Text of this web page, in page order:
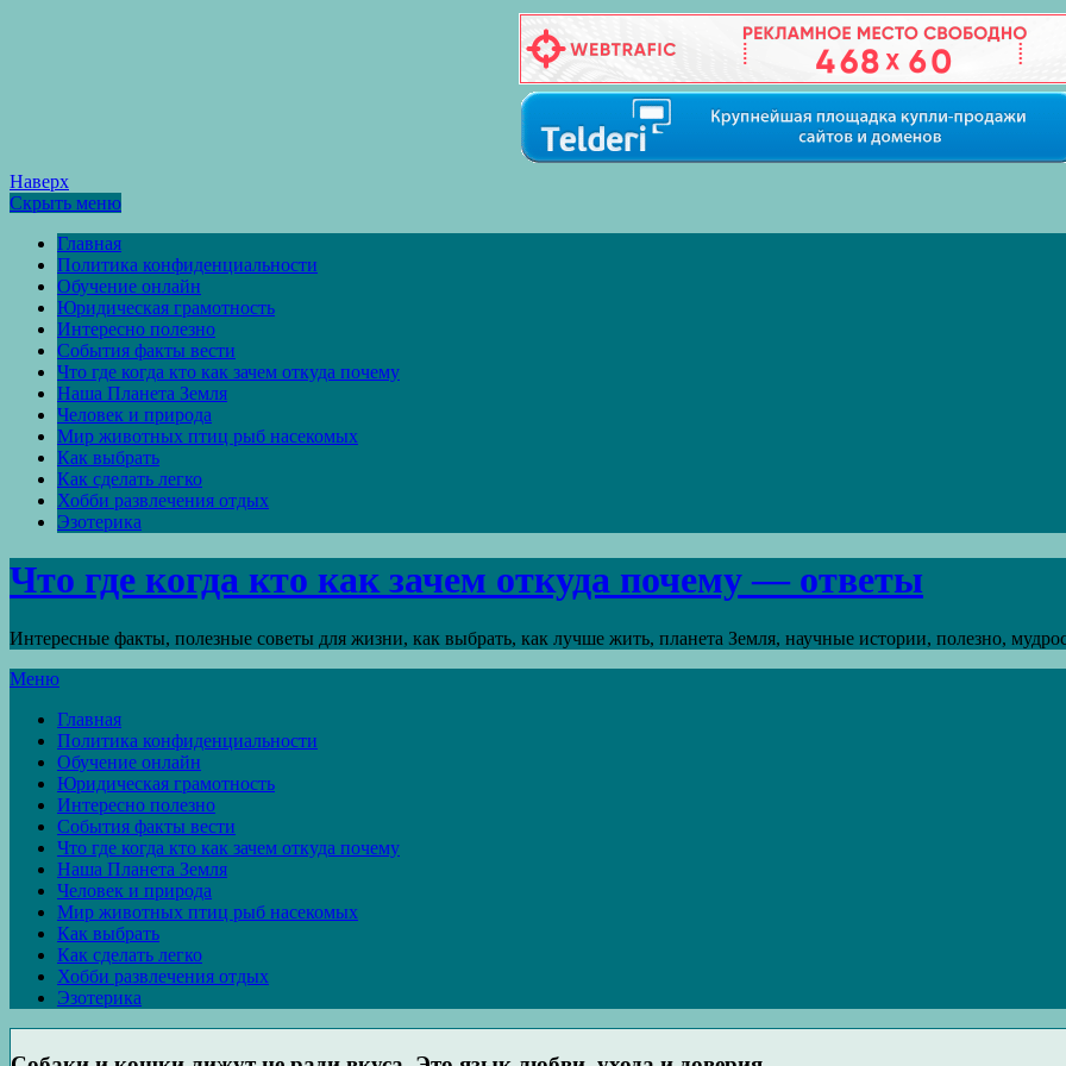
Наверх
Скрыть меню
Главная
Политика конфиденциальности
Обучение онлайн
Юридическая грамотность
Интересно полезно
События факты вести
Что где когда кто как зачем откуда почему
Наша Планета Земля
Человек и природа
Мир животных птиц рыб насекомых
Как выбрать
Как сделать легко
Хобби развлечения отдых
Эзотерика
Что где когда кто как зачем откуда почему — ответы
Интересные факты, полезные советы для жизни, как выбрать, как лучше жить, планета Земля, научные истории, полезно,
Меню
Главная
Политика конфиденциальности
Обучение онлайн
Юридическая грамотность
Интересно полезно
События факты вести
Что где когда кто как зачем откуда почему
Наша Планета Земля
Человек и природа
Мир животных птиц рыб насекомых
Как выбрать
Как сделать легко
Хобби развлечения отдых
Эзотерика